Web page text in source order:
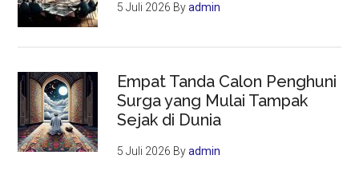
5 Juli 2026 Byadmin
Empat Tanda Calon Penghuni
Surga yang Mulai Tampak
Sejak di Dunia
5 Juli 2026 Byadmin